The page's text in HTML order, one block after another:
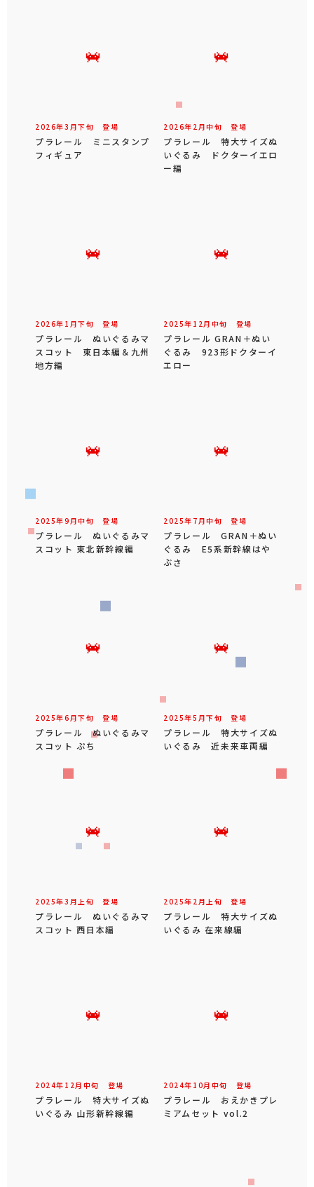
2026年3 月下旬 登場
プラレール ミニスタンプ
フィギュア
2026年 2 月中旬 登場
プラレール 特大サイズぬ
いぐるみ ドクターイエロ
ー編
2026年 1 月下旬 登場
プラレール ぬいぐるみマ
スコット 東日本編＆九州
地方編
2025年 12 月 中旬 登場
プラレール GRAN＋ぬい
ぐるみ 923形ドクターイ
エロー
2025年9 月中旬 登場
プラレール ぬいぐるみマ
スコット 東北新幹線編
2025年 7 月中旬 登場
プラレール GRAN＋ぬい
ぐるみ E5系新幹線はや
ぶさ
2025年6 月下旬 登場
プラレール ぬいぐるみマ
スコット ぷち
2025年5 月下旬 登場
プラレール 特大サイズぬ
いぐるみ 近未来車両編
2025年3 月 上旬 登場
プラレール ぬいぐるみマ
スコット 西日本編
2025年 2 月 上旬 登場
プラレール 特大サイズぬ
いぐるみ 在来線編
2024年 12 月 中旬 登場
プラレール 特大サイズぬ
いぐるみ 山形新幹線編
2024年 10月 中旬 登場
プラレール おえかきプレ
ミアムセット vol.2